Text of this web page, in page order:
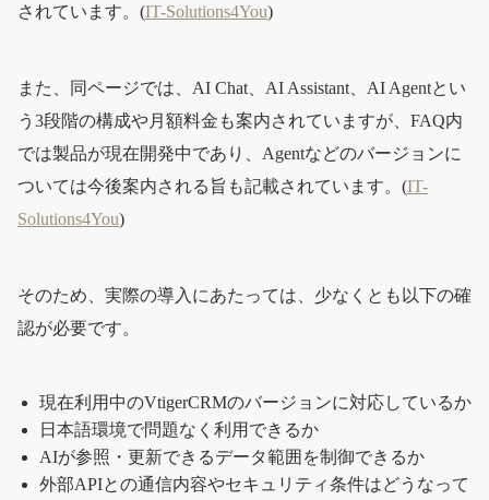
されています。(IT-Solutions4You)
また、同ページでは、AI Chat、AI Assistant、AI Agentとい
う3段階の構成や月額料金も案内されていますが、FAQ内
では製品が現在開発中であり、Agentなどのバージョンに
ついては今後案内される旨も記載されています。(IT-
Solutions4You)
そのため、実際の導入にあたっては、少なくとも以下の確
認が必要です。
現在利用中のVtigerCRMのバージョンに対応しているか
日本語環境で問題なく利用できるか
AIが参照・更新できるデータ範囲を制御できるか
外部APIとの通信内容やセキュリティ条件はどうなって